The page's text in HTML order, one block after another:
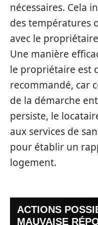
nécessaires. Cela
des températures
avec le
Une manière
le propriétaire est
recommandé, car
de la démarche
persiste, le
aux services de
pour établir un
logement.
ACTIONS
MAUVAISE